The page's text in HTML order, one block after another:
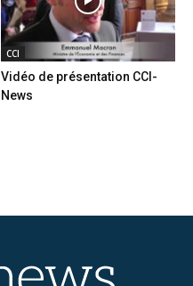
CCI
Vidéo de présentation CCI-
News